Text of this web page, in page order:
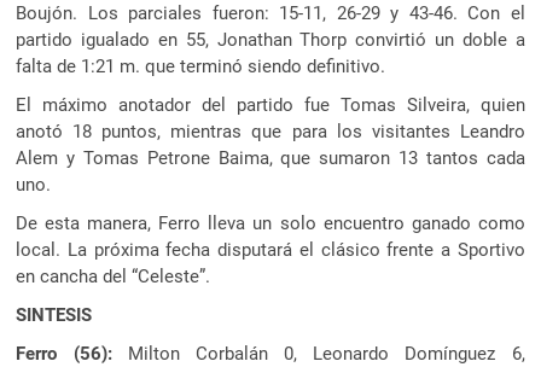
Boujón. Los parciales fueron: 15-11, 26-29 y 43-46. Con el
partido igualado en 55, Jonathan Thorp convirtió un doble a
falta de 1:21 m. que terminó siendo definitivo.
El máximo anotador del partido fue Tomas Silveira, quien
anotó 18 puntos, mientras que para los visitantes Leandro
Alem y Tomas Petrone Baima, que sumaron 13 tantos cada
uno.
De esta manera, Ferro lleva un solo encuentro ganado como
local. La próxima fecha disputará el clásico frente a Sportivo
en cancha del “Celeste”.
SINTESIS
Ferro (56):Milton Corbalán 0, Leonardo Domínguez 6,